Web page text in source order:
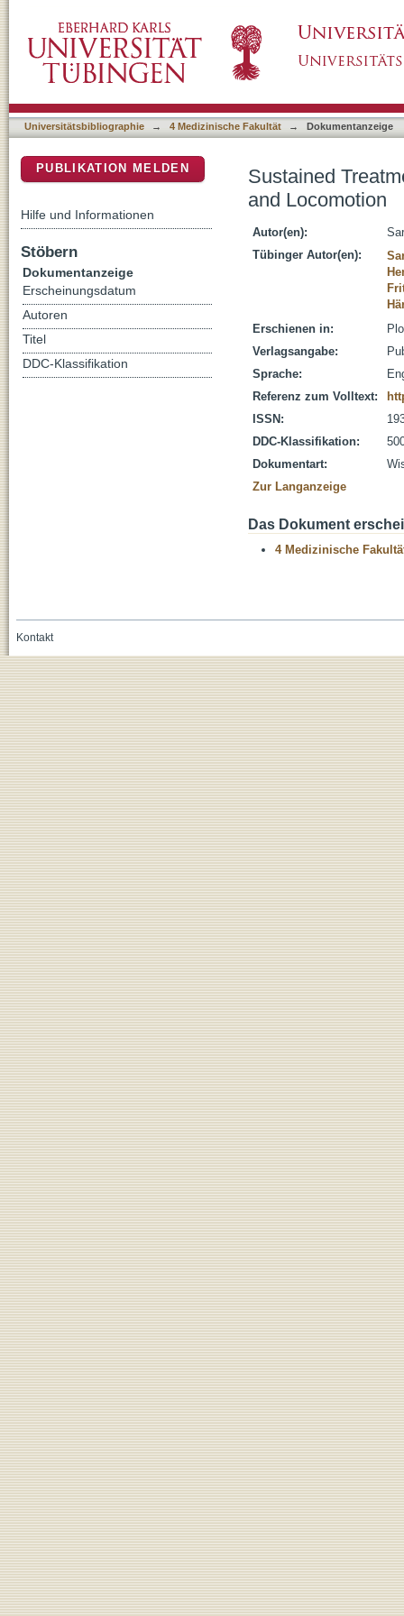
Universitätsbibliographie → 4 Medizinische Fakultät → Dokumentanzeige
Sustained
and Locomotion
Autor(en):
Tübinger Autor(en):
Erschienen in:
Verlagsangabe:
Sprache:
Referenz zum Volltext:
ISSN:
DDC-Klassifikation:
Dokumentart:
Zur Langanzeige
Das Dokument
4 Medizinische
PUBLIKATION MELDEN
Hilfe und Informationen
Stöbern
Dokumentanzeige
Erscheinungsdatum
Autoren
Titel
DDC-Klassifikation
Kontakt